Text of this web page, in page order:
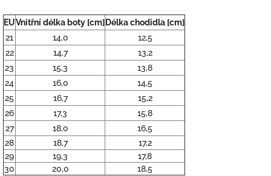
EUVnitřní délka boty [cm] Délka chodidla [cm]
21
14,0
12,5
22
14,7
13,2
23
15,3
13,8
24
16,0
14,5
25
16,7
15,2
26
17,3
15,8
27
18,0
16,5
28
18,7
17,2
29
19,3
17,8
30
20,0 18,5